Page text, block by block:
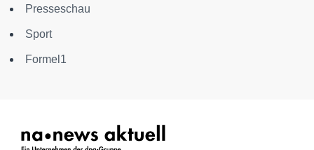
Presseschau
Sport
Formel1